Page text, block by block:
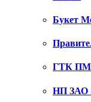
Букет
ГТК
НП ЗАО